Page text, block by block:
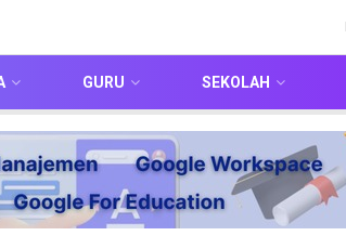
GURU SEKOLAH